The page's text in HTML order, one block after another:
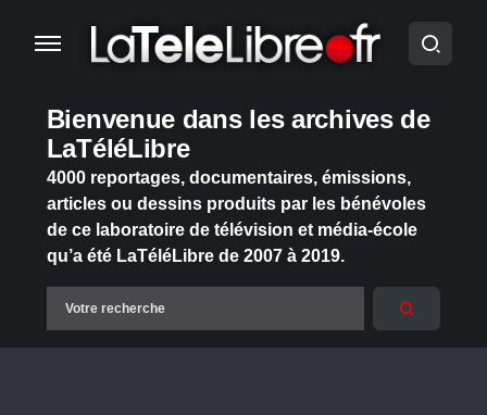
Bienvenue dans les archives de
LaTéléLibre
4000 reportages, documentaires, émissions,
articles ou dessins produits par les bénévoles
de ce laboratoire de télévision et média-école
qu’a été LaTéléLibre de 2007 à 2019.